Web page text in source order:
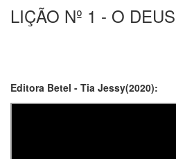
LIÇÃO Nº 1 - O
Editora Betel - Tia Jessy(2020):